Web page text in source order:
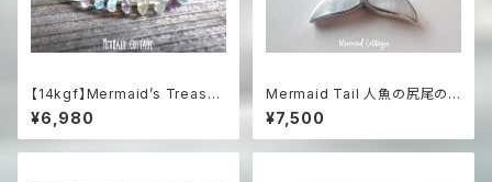
【14kgf】Mermaid’s Treasur
e Multi-Gemstone Bracele
t海の宝物と遊色オパールのマル
チカラー天然石ブレスレット
¥6,980
Mermaid Tail 人魚の尻尾の
革紐ハワイアンネックレス マザ
ーオブパール＆シルバー925
¥7,500